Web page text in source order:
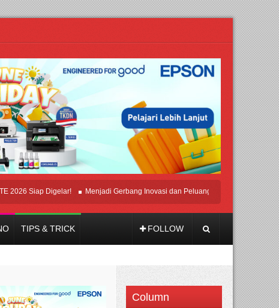
Siap Digelar! Menjadi Gerbang Inovasi dan Peluang Bisnis Industri Gifts dan
TIPS & TRICK FOLLOW
Column